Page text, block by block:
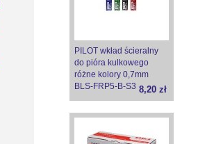
PILOT wkład ścieralny
do pióra kulkowego
różne kolory 0,7mm
BLS-FRP5-B-S3 8,20 zł